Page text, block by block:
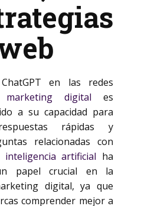
en las redes
marketing digital es
a su capacidad para
rápidas y
relacionadas con
inteligencia artificial ha
papel crucial en la
digital, ya que
comprender mejor a